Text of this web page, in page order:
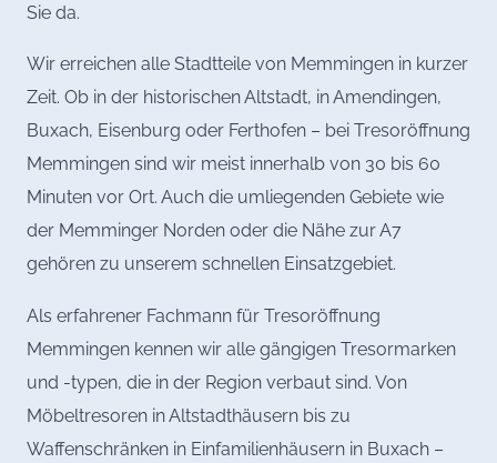
Sie da.
Wir erreichen alle Stadtteile von Memmingen in kurzer
Zeit. Ob in der historischen Altstadt, in Amendingen,
Buxach, Eisenburg oder Ferthofen – bei Tresoröffnung
Memmingen sind wir meist innerhalb von 30 bis 60
Minuten vor Ort. Auch die umliegenden Gebiete wie
der Memminger Norden oder die Nähe zur A7
gehören zu unserem schnellen Einsatzgebiet.
Als erfahrener Fachmann für Tresoröffnung
Memmingen kennen wir alle gängigen Tresormarken
und -typen, die in der Region verbaut sind. Von
Möbeltresoren in Altstadthäusern bis zu
Waffenschränken in Einfamilienhäusern in Buxach –